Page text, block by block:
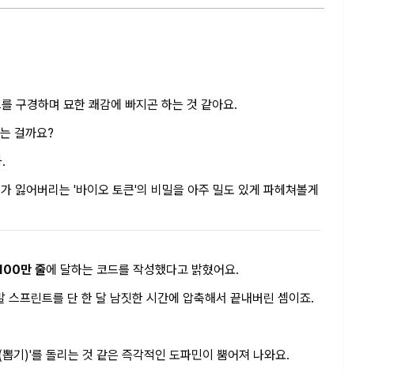
구경하며 묘한 쾌감에 빠지곤 하는 것 같아요.
걸까요?
잃어버리는 '바이오 토큰'의 비밀을 아주 밀도 있게 파헤쳐볼게
만 줄에 달하는 코드를 작성했다고 밝혔어요.
프린트를 단 한 달 남짓한 시간에 압축해서 끝내버린 셈이죠.
기)'를 돌리는 것 같은 즉각적인 도파민이 뿜어져 나와요.